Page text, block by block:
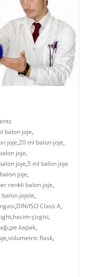
balon joje,
joje,20 ml balon joje,
joje,
joje,5 ml balon joje
joje,
renkli balon joje,
balon jojele,
,DIN/ISO Class A,
,hacim çizgisi,
,pe kapak,
,volumetric flask,